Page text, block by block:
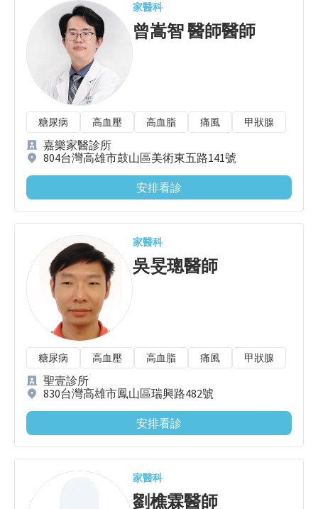
家醫科
曾嵩智 醫師醫師
糖尿病 高血壓 高血脂 痛風 甲狀腺
嘉樂家醫診所
804台灣高雄市鼓山區美術東五路141號
安排看診
家醫科
吳旻璁醫師
糖尿病 高血壓 高血脂 痛風 甲狀腺
聖壹診所
830台灣高雄市鳳山區瑞興路482號
安排看診
家醫科
劉樵霖醫師